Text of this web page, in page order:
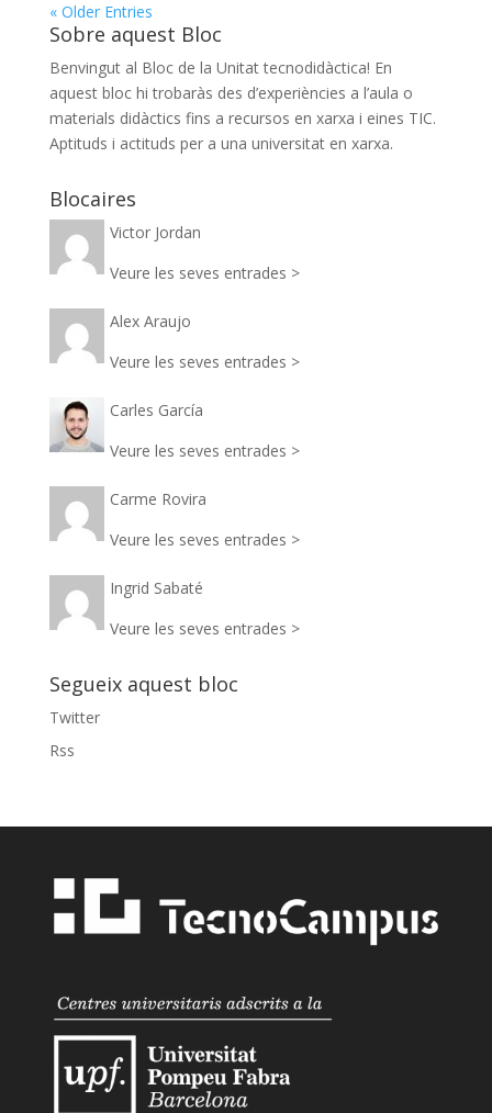
« Older Entries
Sobre aquest Bloc
Benvingut al Bloc de la Unitat tecnodidàctica! En
aquest bloc hi trobaràs des d’experiències a l’aula o
materials didàctics fins a recursos en xarxa i eines TIC.
Aptituds i actituds per a una universitat en xarxa.
Blocaires
Victor Jordan
Veure les seves entrades >
Alex Araujo
Veure les seves entrades >
Carles García
Veure les seves entrades >
Carme Rovira
Veure les seves entrades >
Ingrid Sabaté
Veure les seves entrades >
Segueix aquest bloc
Twitter
Rss